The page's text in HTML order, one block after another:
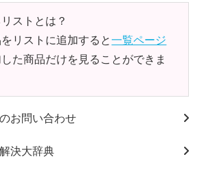
ストとは？
リストに追加すると一覧ページ
た商品だけを見ることができま
お問い合わせ
決大辞典